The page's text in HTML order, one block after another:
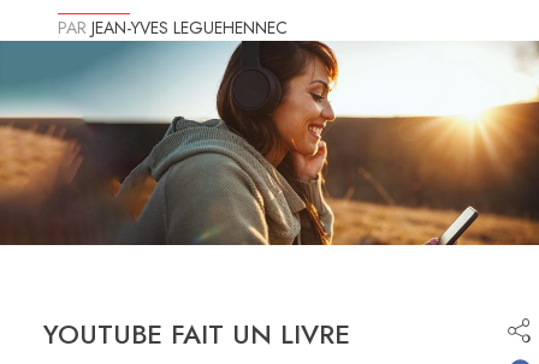
PAR JEAN-YVES LEGUEHENNEC
YOUTUBE FAIT UN LIVRE